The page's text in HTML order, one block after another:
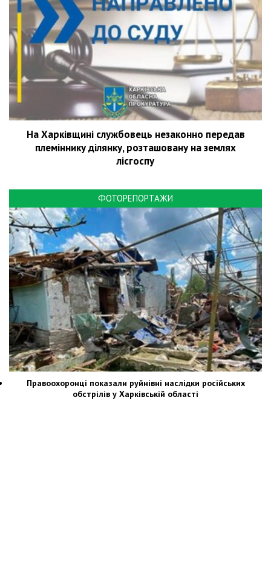
На Харківщині службовець незаконно передав
племіннику ділянку, розташовану на землях
лісгоспу
ФОТОРЕПОРТАЖИ
Правоохоронці показали руйнівні наслідки російських
обстрілів у Харківській області